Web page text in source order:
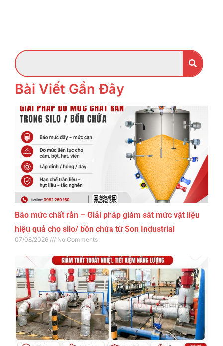
Bài Viết Gần Đây
Báo mức chất rắn – Giải pháp giám sát mức vật liệu
hiệu quả cho silo/ bồn chứa từ Son Industrial
07/08/2026 No Comments